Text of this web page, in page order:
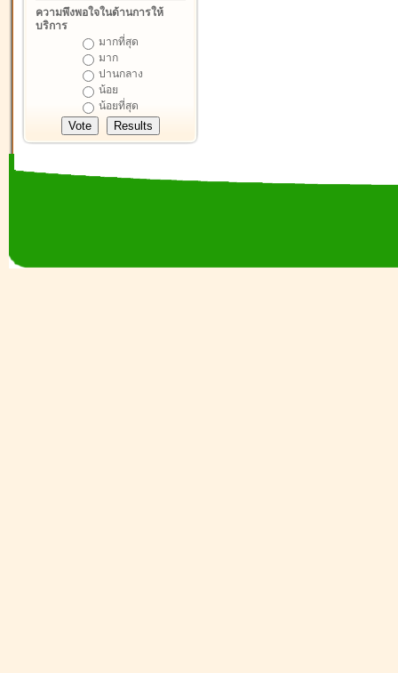
ความพึงพอใจในด้านการให้
บริการ
มากที่สุด
มาก
ปานกลาง
น้อย
น้อยที่สุด